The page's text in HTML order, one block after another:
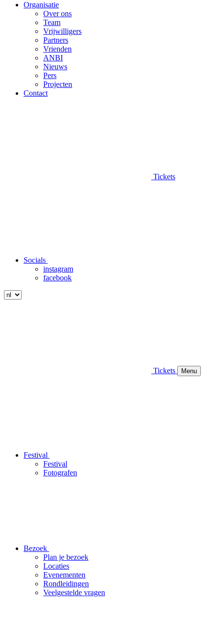
Organisatie
Over ons
Team
Vrijwilligers
Partners
Vrienden
ANBI
Nieuws
Pers
Projecten
Contact
Tickets
Socials
instagram
facebook
Tickets Menu
Festival
Festival
Fotografen
Bezoek
Plan je bezoek
Locaties
Evenementen
Rondleidingen
Veelgestelde vragen